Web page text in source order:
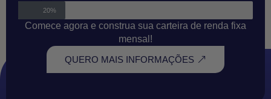
20%
Comece agora e construa sua carteira de renda fixa
mensal!
QUERO MAIS INFORMAÇÕES